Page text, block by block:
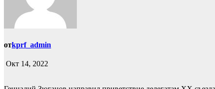
отkprf_admin
Окт 14, 2022